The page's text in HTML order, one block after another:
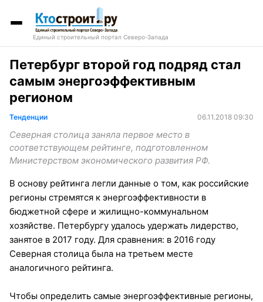
Единый строительный портал Северо-Запада
Петербург второй год подряд стал
самым энергоэффективным
регионом
Тенденции 06.11.2018 09:30
Северная столица заняла первое место в
соответствующем рейтинге, подготовленном
Министерством экономического развития РФ.
В основу рейтинга легли данные о том, как российские
регионы стремятся к энергоэффективности в
бюджетной сфере и жилищно-коммунальном
хозяйстве. Петербургу удалось удержать лидерство,
занятое в 2017 году. Для сравнения: в 2016 году
Северная столица была на третьем месте
аналогичного рейтинга.
Чтобы определить самые энергоэффективные регионы,